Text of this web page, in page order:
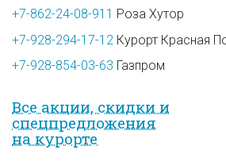
+7-862-24-08-911 Роза Хутор
+7-928-294-17-12 Курорт Красная
+7-928-854-03-63 Газпром
Все акции, скидки и
спец­предложе­ния
на курорте